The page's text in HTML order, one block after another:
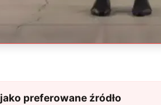
jako preferowane źródło